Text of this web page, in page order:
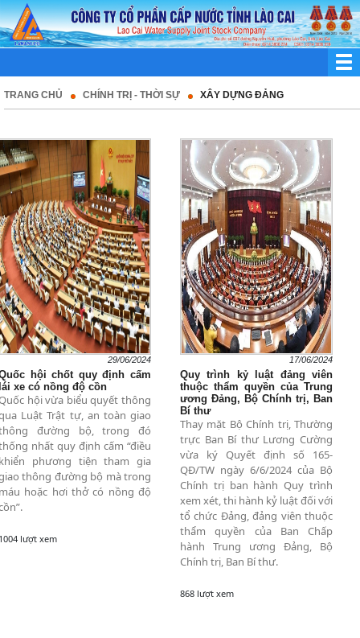
TRANG CHỦ CHÍNH TRỊ - THỜI SỰ XÂY DỰNG ĐẢNG
29/06/2024
hội chốt quy định cấm
xe có nồng độ cồn
hội vừa biểu quyết thông
Luật Trật tự, an toàn giao
đường bộ, trong đó
nhất quy định cấm “điều
phương tiện tham gia
thông đường bộ mà trong
hoặc hơi thở có nồng độ
lượt xem
17/06/2024
Quy trình kỷ luật đảng viên
thuộc thẩm quyền của Trung
ương Đảng, Bộ Chính trị, Ban
Bí thư
Thay mặt Bộ Chính trị, Thường
trực Ban Bí thư Lương Cường
vừa ký Quyết định số 165-
QĐ/TW ngày 6/6/2024 của Bộ
Chính trị ban hành Quy trình
xem xét, thi hành kỷ luật đối với
tổ chức Đảng, đảng viên thuộc
thẩm quyền của Ban Chấp
hành Trung ương Đảng, Bộ
Chính trị, Ban Bí thư.
868 lượt xem